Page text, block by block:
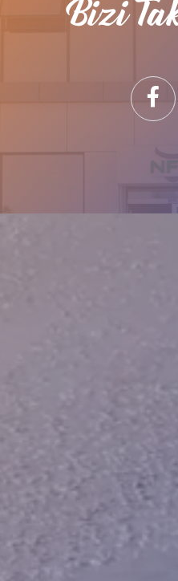
Bizi
ADRES
Fevzi Çakmak Mh.
Karatay Konya/
Copright © 2026 NFS Yem